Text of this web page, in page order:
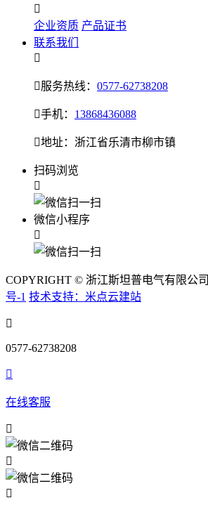

企业资质 产品证书
联系我们

服务热线： 0577-62738208
手机： 13868436088
地址：浙江省乐清市柳市镇
扫码浏览

微信小程序

COPYRIGHT © 浙江斯坦普电气有限公司
号-1 技术支持：米点云建站

0577-62738208

在线客服


